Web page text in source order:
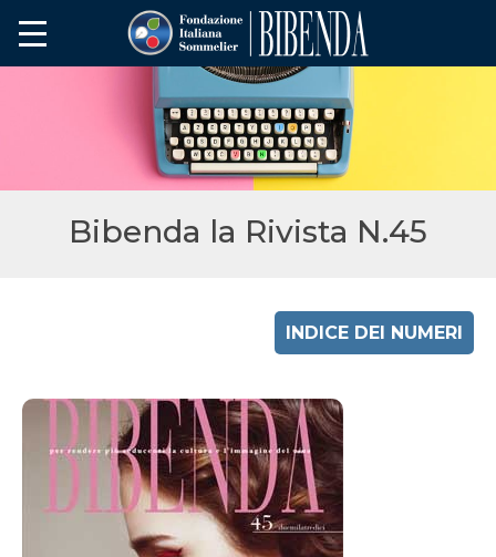
Bibenda la Rivista N.45
INDICE DEI NUMERI